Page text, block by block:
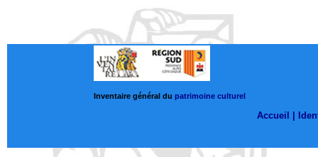
Inventaire général du patrimoine culturel
Accueil |